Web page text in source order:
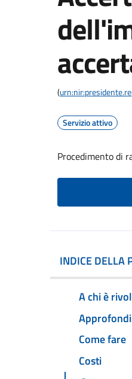
(
Servizio attivo
Procedimento di
INDICE DELLA
A chi è
Come fare
Costi